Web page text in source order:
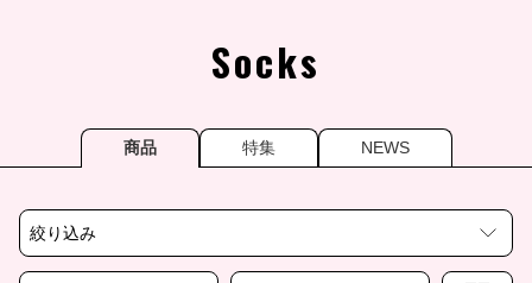
Socks
商品 特集 NEWS
絞り込み